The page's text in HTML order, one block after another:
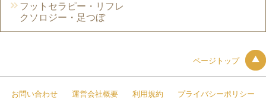
フットセラピー・リフレ
クソロジー・足つぼ
ページトップ
お問い合わせ 運営会社概要 利用規約
プライバシーポリシー